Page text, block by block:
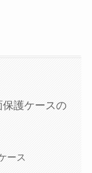
護ケースの
ース